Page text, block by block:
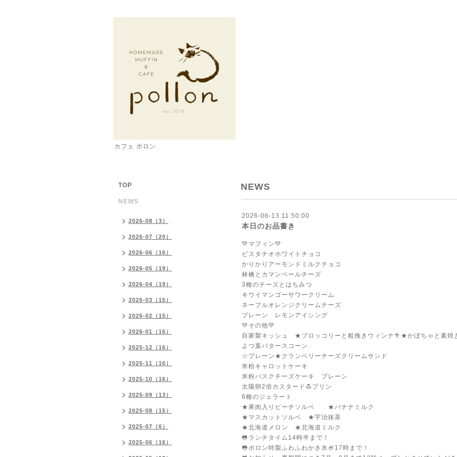
カフェ ポロン
NEWS
2026-06-13 11:50:00
本日のお品書き
💚マフィン💚
ピスタチオホワイトチョコ
かりかりアーモンドミルクチョコ
林檎とカマンベールチーズ
3種のチーズとはちみつ
キウイマンゴーサワークリーム
ネーブルオレンジクリームチーズ
プレーン レモンアイシング
💚その他💚
自家製キッシュ ★ブロッコリーと粗挽きウィンナ🥦★かぼちゃと素焼
よつ葉バタースコーン
☆プレーン★クランベリーチーズクリームサンド
米粉キャロットケーキ
米粉バスクチーズケーキ プレーン
太陽卵2倍カスタード🍮プリン
6種のジェラート
★果肉入りピーチソルベ ★バナナミルク
★マスカットソルベ ★宇治抹茶
★北海道メロン ★北海道ミルク
🐸ランチタイム14時半まで！
🐸ポロン特製ふわふわかき氷🍧17時まで！
TOP
NEWS
2026-08（3）
2026-07（20）
2026-06（16）
2026-05（19）
2026-04（19）
2026-03（15）
2026-02（15）
2026-01（16）
2025-12（16）
2025-11（16）
2025-10（16）
2025-09（13）
2025-08（15）
2025-07（6）
2025-06（16）